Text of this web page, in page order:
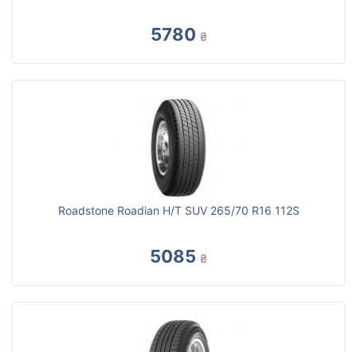
5780 ₴
Roadstone Roadian H/T SUV 265/70 R16 112S
5085 ₴